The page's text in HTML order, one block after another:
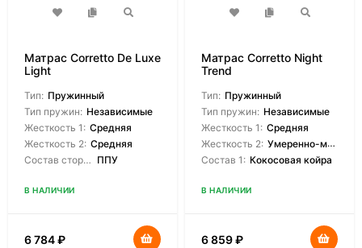
Матрас Corretto De Luxe
Light
Тип: Пружинный
Тип пружин: Независимые
Жесткость 1: Средняя
Жесткость 2: Средняя
Состав сторон: ППУ
В НАЛИЧИИ
6 784₽
Матрас Corretto Night
Trend
Тип: Пружинный
Тип пружин: Независимые
Жесткость 1: Средняя
Жесткость 2: Умеренно-мягкая
Состав 1: Кокосовая койра
В НАЛИЧИИ
6 859₽